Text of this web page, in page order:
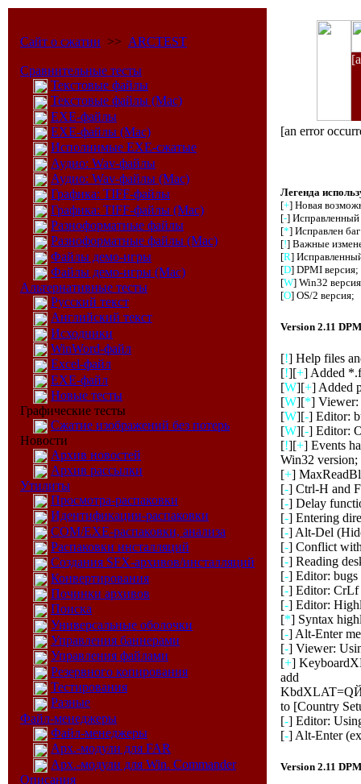
Сайт о сжатии >> ARCTEST
Сравнительные тесты
Текстовые файлы
Текстовые файлы (Mac)
EXE-файлы
EXE-файлы (Mac)
Исполнимые EXE-сжатые
Аудио: Wav-файлы
Аудио: Wav-файлы (Mac)
Графика: TIFF-файлы
Графика: TIFF-файлы (Mac)
Разноформатные файлы
Разноформатные файлы (Mac)
Файлы демо-игры
Файлы демо-игры (Mac)
Альтернативные тесты
Русский текст
Английский текст
Исходники
WinWord-файл
Excel-файл
EXE-файл
Новые тесты
Графические тесты
Сжатие изображений без потерь
Новости
Архив новостей
Архив рассылки
Утилиты
Просмотра-распаковки
Идентификации-распаковки
COM/EXE-распаковки, анализа
Распаковки инсталляций
Создания SFX-архивов/инсталляций
Конвертирования
Починки архивов
Поиска
Универсальные оболочки
Управления баннерами
Управления файлами
Резервного копирования
Тестирования
Разные
Файл-менеджеры
Файл-менеджеры
Арх.-модули для FAR
Арх.-модули для Win. Commander
Описания
[an error
Легенда
[+] Новая
[-] Исправленный
[*] Исправлен
[!] Важные
[R]
[D] DPMI версия;
[W] Win32
[O] OS/2 версия;
Version 2.11
[!] Help files
[!][+] Added
[W][+] Added
[W][*] Viewer:
[W][-] Editor:
[W][-] Editor:
[!][+] Events
Win32 version;
[+]
[-] Ctrl-H and
[-] Delay
[-] Entering
[-] Alt-Del
[-] Conflict
[-] Reading
[-] Editor:
[-] Editor: CrLf
[-] Editor:
[*] Syntax
[-] Alt-Enter
[-] Viewer:
[+]
add
to [Country
[-] Editor:
[-] Alt-Enter
Version 2.11